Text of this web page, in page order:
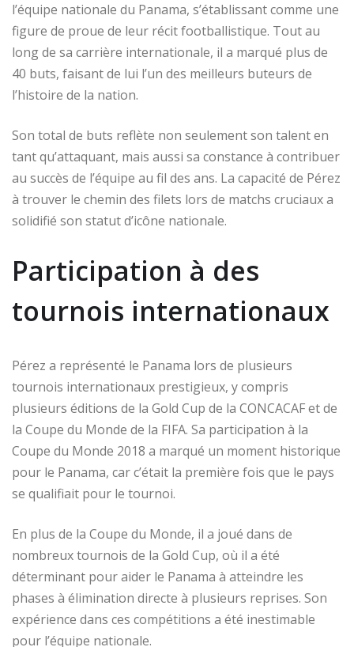
l’équipe nationale du Panama, s’établissant comme une
figure de proue de leur récit footballistique. Tout au
long de sa carrière internationale, il a marqué plus de
40 buts, faisant de lui l’un des meilleurs buteurs de
l’histoire de la nation.
Son total de buts reflète non seulement son talent en
tant qu’attaquant, mais aussi sa constance à contribuer
au succès de l’équipe au fil des ans. La capacité de Pérez
à trouver le chemin des filets lors de matchs cruciaux a
solidifié son statut d’icône nationale.
Participation à des
tournois internationaux
Pérez a représenté le Panama lors de plusieurs
tournois internationaux prestigieux, y compris
plusieurs éditions de la Gold Cup de la CONCACAF et de
la Coupe du Monde de la FIFA. Sa participation à la
Coupe du Monde 2018 a marqué un moment historique
pour le Panama, car c’était la première fois que le pays
se qualifiait pour le tournoi.
En plus de la Coupe du Monde, il a joué dans de
nombreux tournois de la Gold Cup, où il a été
déterminant pour aider le Panama à atteindre les
phases à élimination directe à plusieurs reprises. Son
expérience dans ces compétitions a été inestimable
pour l’équipe nationale.